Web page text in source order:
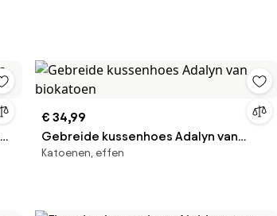
€ 34,99
Gebreide kussenhoes Adalyn van
biokatoen
Katoenen, effen